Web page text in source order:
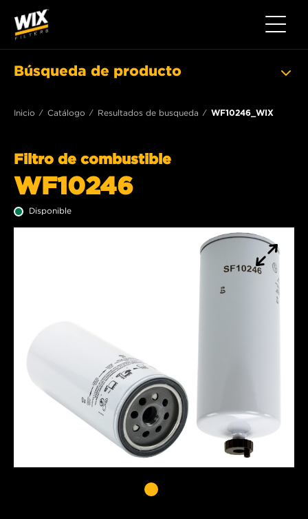
Toggle
Búsqueda de producto
Inicio Catálogo Resultados de busqueda WF10246_WIX
Filtro de combustible
WF10246
Disponible